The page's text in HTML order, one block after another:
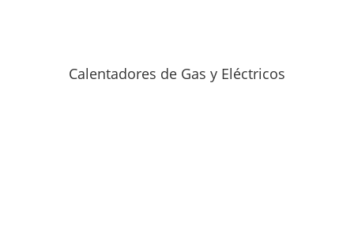
Calentadores de Gas y Eléctricos